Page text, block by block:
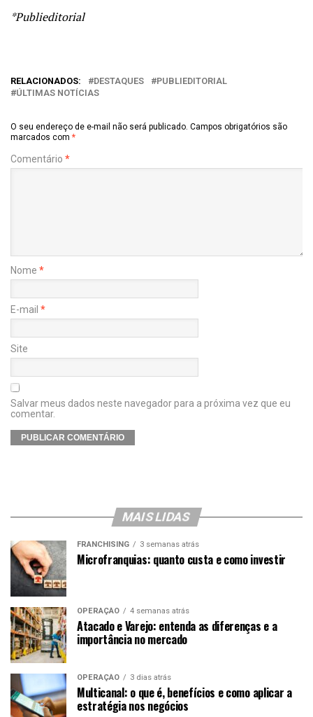
*Publieditorial
RELACIONADOS: DESTAQUES
PUBLIEDITORIAL
ÚLTIMAS NOTÍCIAS
O seu endereço de e-mail não será publicado. Campos obrigatórios são
marcados com *
Comentário *
Nome *
E-mail *
Site
Salvar meus dados neste navegador para a próxima vez que eu
comentar.
MAIS LIDAS
FRANCHISING 3 semanas atrás
Microfranquias: quanto custa e como investir
OPERAÇÃO 4 semanas atrás
Atacado e Varejo: entenda as diferenças e a
importância no mercado
OPERAÇÃO 3 dias atrás
Multicanal: o que é, benefícios e como aplicar a
estratégia nos negócios